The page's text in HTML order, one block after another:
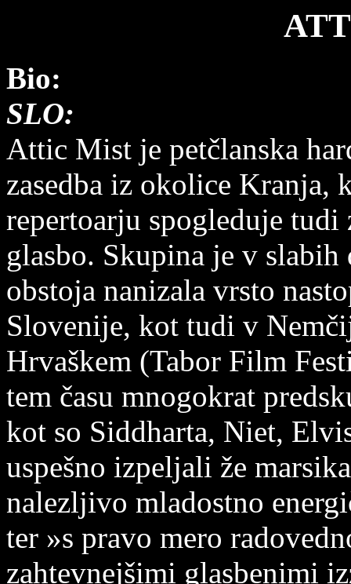
Bio:
SLO:
Attic Mist je petčlanska
zasedba iz okolice Kranja,
repertoarju spogleduje tudi
glasbo. Skupina je v slabih
obstoja nanizala vrsto
Slovenije, kot tudi v
Hrvaškem (Tabor Film
tem času mnogokrat
kot so Siddharta, Niet,
uspešno izpeljali že
nalezljivo mladostno
ter »s pravo mero
zahtevnejšimi glasbenimi